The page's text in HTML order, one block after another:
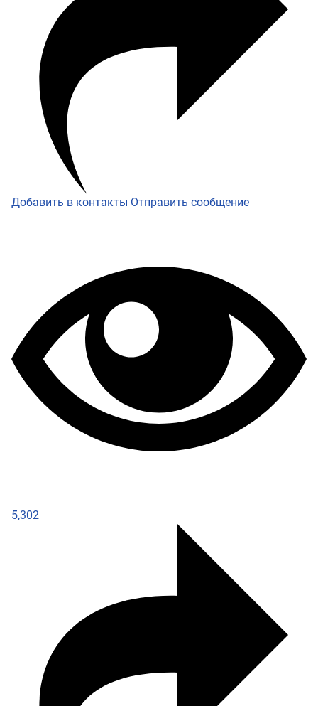
Добавить в контакты Отправить сообщение
5,302